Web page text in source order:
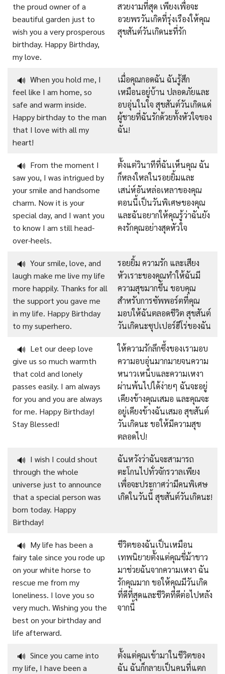
the proud owner of a
beautiful garden just to
wish you a very prosperous
birthday. Happy Birthday,
my love.
สวยงามที่สุด เพียงเพื่อจะ
อวยพรวันเกิดที่รุ่งเรืองให้คุณ
สุขสันต์วันเกิดนะที่รัก
🔊 When you hold me, I
feel like I am home, so
safe and warm inside.
Happy birthday to the man
that I love with all my
heart!
เมื่อคุณกอดฉัน ฉันรู้สึก
เหมือนอยู่บ้าน ปลอดภัยและ
อบอุ่นในใจ สุขสันต์วันเกิดแด่
ผู้ชายที่ฉันรักด้วยทั้งหัวใจของ
ฉัน!
🔊 From the moment I
saw you, I was intrigued by
your smile and handsome
charm. Now it is your
special day, and I want you
to know I am still head-
over-heels.
ตั้งแต่วินาทีที่ฉันเห็นคุณ ฉัน
ก็หลงใหลในรอยยิ้มและ
เสน่ห์อันหล่อเหลาของคุณ
ตอนนี้เป็นวันพิเศษของคุณ
และฉันอยากให้คุณรู้ว่าฉันยัง
คงรักคุณอย่างสุดหัวใจ
🔊 Your smile, love, and
laugh make me live my life
more happily. Thanks for all
the support you gave me
in my life. Happy Birthday
to my superhero.
รอยยิ้ม ความรัก และเสียง
หัวเราะของคุณทำให้ฉันมี
ความสุขมากขึ้น ขอบคุณ
สำหรับการซัพพอร์ตที่คุณ
มอบให้ฉันตลอดชีวิต สุขสันต์
วันเกิดนะซุปเปอร์ฮีโร่ของฉัน
🔊 Let our deep love
give us so much warmth
that cold and lonely
passes easily. I am always
for you and you are always
for me. Happy Birthday!
Stay Blessed!
ให้ความรักลึกซึ้งของเรามอบ
ความอบอุ่นมากมายจนความ
หนาวเหน็บและความเหงา
ผ่านพ้นไปได้ง่ายๆ ฉันจะอยู่
เคียงข้างคุณเสมอ และคุณจะ
อยู่เคียงข้างฉันเสมอ สุขสันต์
วันเกิดนะ ขอให้มีความสุข
ตลอดไป!
🔊 I wish I could shout
through the whole
universe just to announce
that a special person was
born today. Happy
Birthday!
ฉันหวังว่าฉันจะสามารถ
ตะโกนไปทั่วจักรวาลเพียง
เพื่อจะประกาศว่ามีคนพิเศษ
เกิดในวันนี้ สุขสันต์วันเกิดนะ!
🔊 My life has been a
fairy tale since you rode up
on your white horse to
rescue me from my
loneliness. I love you so
very much. Wishing you the
best on your birthday and
life afterward.
ชีวิตของฉันเป็นเหมือน
เทพนิยายตั้งแต่คุณขี่ม้าขาว
มาช่วยฉันจากความเหงา ฉัน
รักคุณมาก ขอให้คุณมีวันเกิด
ที่ดีที่สุดและชีวิตที่ดีต่อไปหลัง
จากนี้
🔊 Since you came into
my life, I have been a
ตั้งแต่คุณเข้ามาในชีวิตของ
ฉัน ฉันก็กลายเป็นคนที่แตก